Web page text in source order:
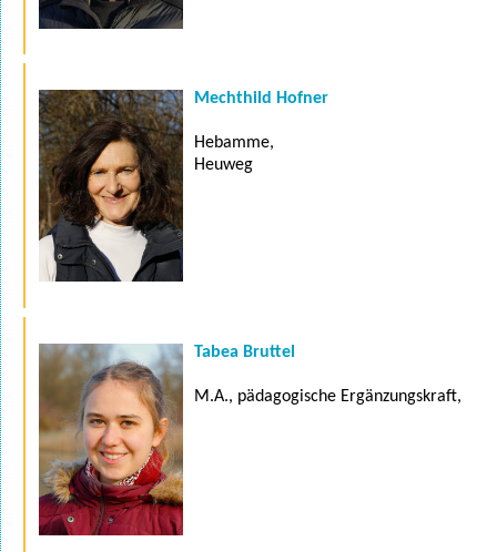
Mechthild Hofner
Hebamme,
Heuweg
Tabea Bruttel
M.A., pädagogische Ergänzungskraft,